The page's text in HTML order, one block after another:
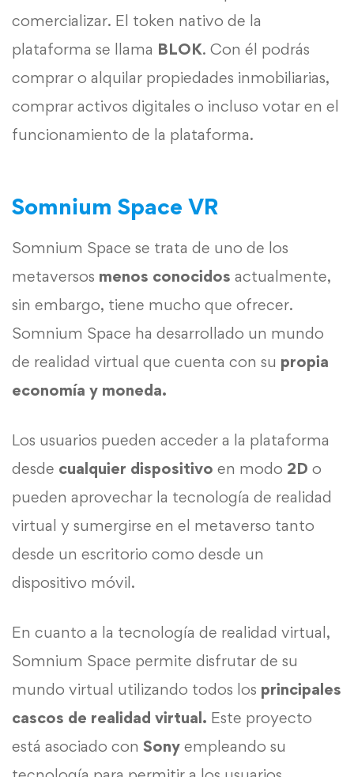
comercializar. El token nativo de la
plataforma se llama BLOK. Con él podrás
comprar o alquilar propiedades inmobiliarias,
comprar activos digitales o incluso votar en el
funcionamiento de la plataforma.
Somnium Space VR
Somnium Space se trata de uno de los
metaversos menos conocidos actualmente,
sin embargo, tiene mucho que ofrecer.
Somnium Space ha desarrollado un mundo
de realidad virtual que cuenta con su propia
economía y moneda.
Los usuarios pueden acceder a la plataforma
desde cualquier dispositivo en modo 2D o
pueden aprovechar la tecnología de realidad
virtual y sumergirse en el metaverso tanto
desde un escritorio como desde un
dispositivo móvil.
En cuanto a la tecnología de realidad virtual,
Somnium Space permite disfrutar de su
mundo virtual utilizando todos los principales
cascos de realidad virtual. Este proyecto
está asociado con Sony empleando su